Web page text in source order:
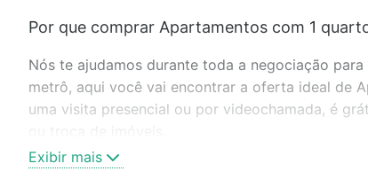
Por que comprar Apartamentos com 1
Nós te ajudamos durante toda a negociação
metrô, aqui você vai encontrar a oferta ideal de
uma visita presencial ou por videochamada, é
Como escolher um imóvel?
Exibir mais